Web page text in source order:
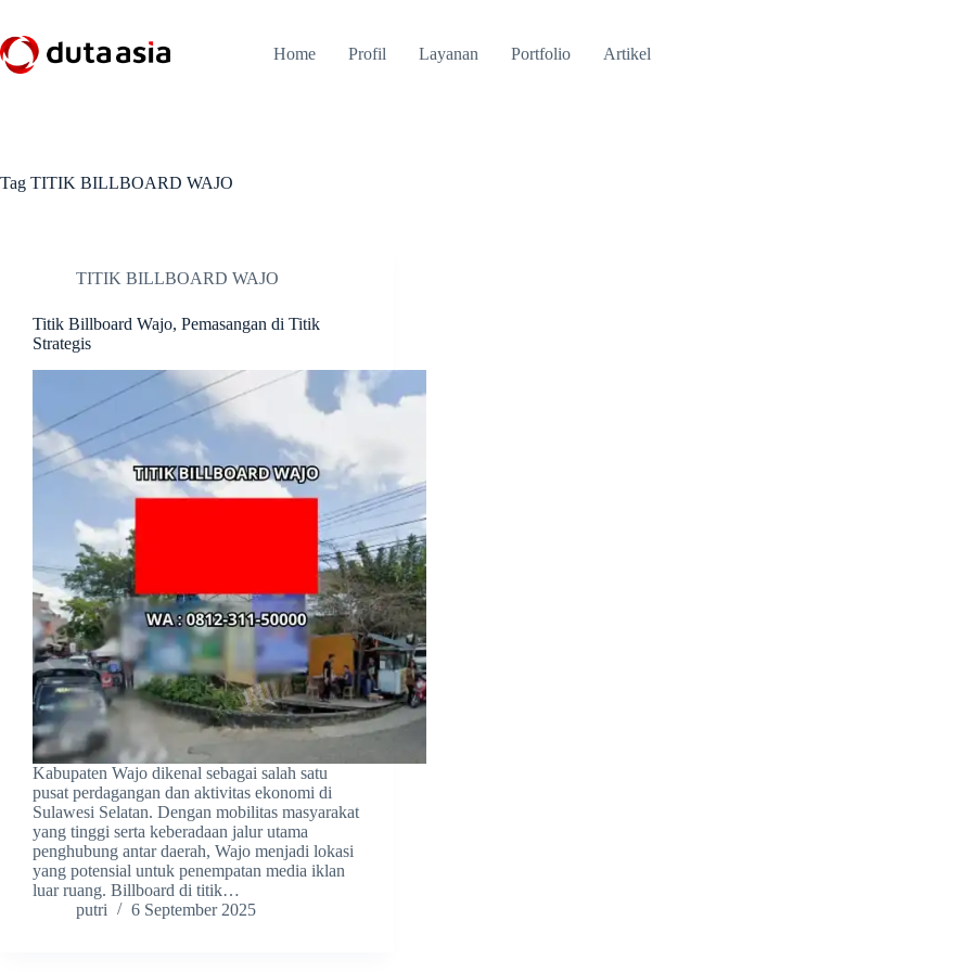
content
Home Profil Layanan Portfolio Artikel
Tag TITIK BILLBOARD WAJO
TITIK BILLBOARD WAJO
Titik Billboard Wajo, Pemasangan di Titik
Strategis
Kabupaten Wajo dikenal sebagai salah satu
pusat perdagangan dan aktivitas ekonomi di
Sulawesi Selatan. Dengan mobilitas masyarakat
yang tinggi serta keberadaan jalur utama
penghubung antar daerah, Wajo menjadi lokasi
yang potensial untuk penempatan media iklan
luar ruang. Billboard di titik…
putri
6 September 2025